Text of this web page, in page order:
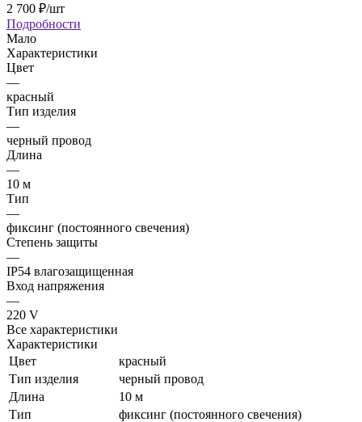
2 700 ₽/шт
Подробности
Мало
Характеристики
Цвет
—
красный
Тип изделия
—
черный провод
Длина
—
10 м
Тип
—
фиксинг (постоянного свечения)
Степень защиты
—
IP54 влагозащищенная
Вход напряжения
—
220 V
Все характеристики
Характеристики
Цвет
красный
Тип изделия
черный провод
Длина
10 м
Тип
фиксинг (постоянного свечения)